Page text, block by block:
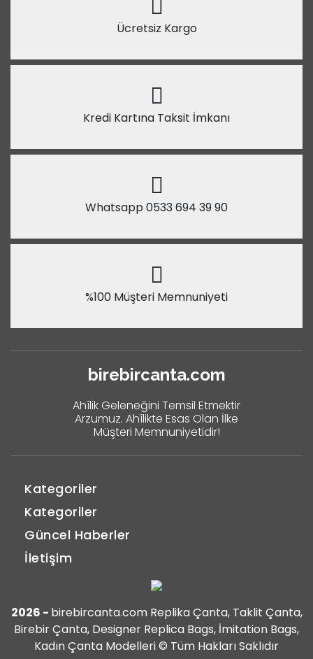
Ücretsiz Kargo
Kredi Kartına Taksit İmkanı
Whatsapp 0533 694 39 90
%100 Müşteri Memnuniyeti
birebircanta.com
Ahîlik Geleneğini Temsil Etmektir
Arzumuz. Ahîlikte Esas Olan İlke
Müşteri Memnuniyetidir!
Kategoriler
Kategoriler
Güncel Haberler
İletişim
2026 - birebircanta.com Replika Çanta, Taklit Çanta,
Birebir Çanta, Designer Replica Bags, İmitation Bags,
Kadın Çanta Modelleri © Tüm Hakları Saklıdır